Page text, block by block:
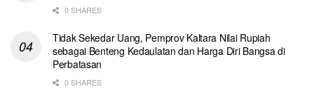
0 SHARES
Tidak Sekedar Uang, Pemprov Kaltara Nilai Rupiah
sebagai Benteng Kedaulatan dan Harga Diri Bangsa di
Perbatasan
0 SHARES